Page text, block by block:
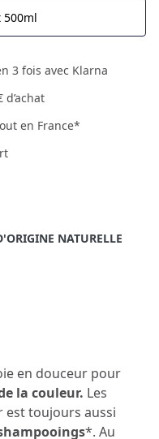
500ml
3 fois avec Klarna
en France*
NATURELLE
en douceur pour
la couleur. Les
est toujours aussi
*. Au